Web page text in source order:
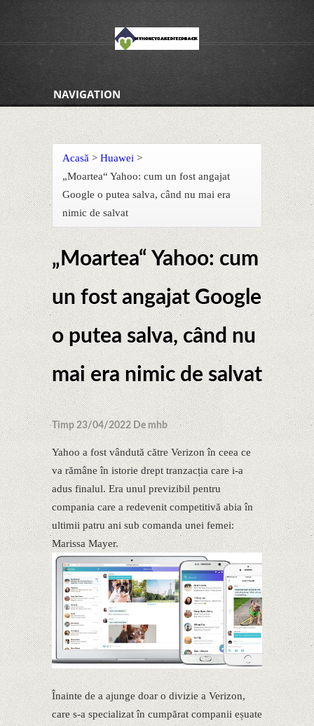
NAVIGATION
Acasă > Huawei >
„Moartea“ Yahoo: cum un fost angajat
Google o putea salva, când nu mai era
nimic de salvat
„Moartea“ Yahoo: cum
un fost angajat Google
o putea salva, când nu
mai era nimic de salvat
Timp 23/04/2022 De mhb
Yahoo a fost vândută către Verizon în ceea ce
va rămâne în istorie drept tranzacția care i-a
adus finalul. Era unul previzibil pentru
compania care a redevenit competitivă abia în
ultimii patru ani sub comanda unei femei:
Marissa Mayer.
Înainte de a ajunge doar o divizie a Verizon,
care s-a specializat în cumpărat companii eșuate